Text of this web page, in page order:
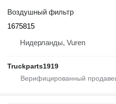
Воздушный фильтр
1675815
Нидерланды, Vuren
Truckparts1919